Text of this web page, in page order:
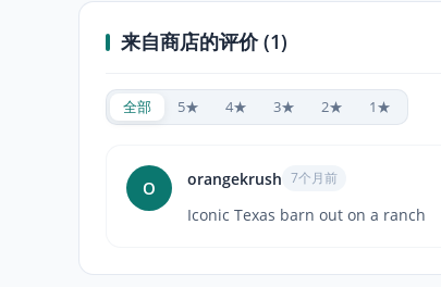
来自商店的评价 (1)
全部 5★ 4★ 3★ 2★ 1★
O orangekrush 7个月前
Iconic Texas barn out on a ranch